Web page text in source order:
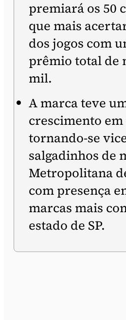
premiará os 50
que mais
dos jogos com
prêmio total de
mil.
A marca teve
crescimento
tornando-se
salgadinhos de
Metropolitana
com presença
marcas mais
estado de SP.